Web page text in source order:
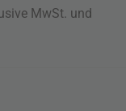
MwSt. und